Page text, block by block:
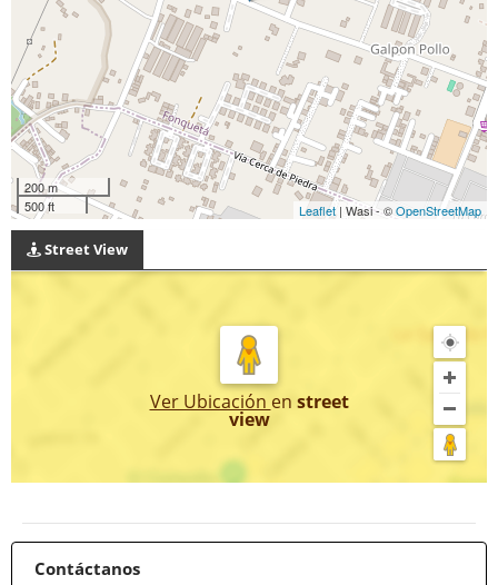
200 m
500 ft
Leaflet| Wasi - ©OpenStreetMap
Street View
Ver Ubicación en street
view
Contáctanos